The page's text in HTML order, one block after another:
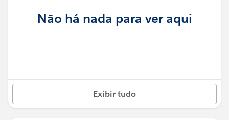
Não há nada para ver aqui
Exibir tudo